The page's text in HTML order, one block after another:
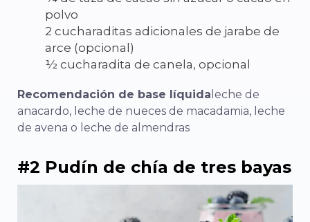
polvo
2 cucharaditas adicionales de jarabe de
arce (opcional)
½ cucharadita de canela, opcional
Recomendación de base líquida leche de
anacardo, leche de nueces de macadamia, leche
de avena o leche de almendras
#2 Pudín de chía de tres bayas